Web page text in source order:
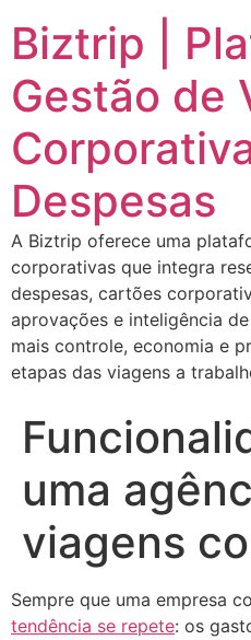
Biztrip |
Gestão de
Despesas
A Biztrip oferece uma
corporativas que integra
despesas, cartões
aprovações e inteligência
mais controle, economia e
etapas das viagens a
uma
viagens
Sempre que uma empresa
tendência se repete: os